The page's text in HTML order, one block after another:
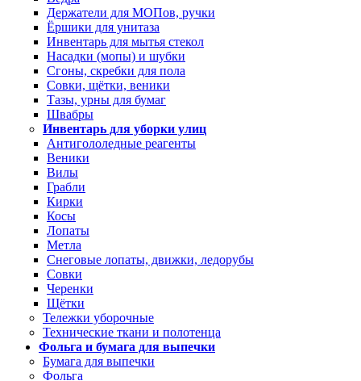
Держатели для МОПов, ручки
Ёршики для унитаза
Инвентарь для мытья стекол
Насадки (мопы) и шубки
Сгоны, скребки для пола
Совки, щётки, веники
Тазы, урны для бумаг
Швабры
Инвентарь для уборки улиц
Антигололедные реагенты
Веники
Вилы
Грабли
Кирки
Косы
Лопаты
Метла
Снеговые лопаты, движки, ледорубы
Совки
Черенки
Щётки
Тележки уборочные
Технические ткани и полотенца
Фольга и бумага для выпечки
Бумага для выпечки
Фольга